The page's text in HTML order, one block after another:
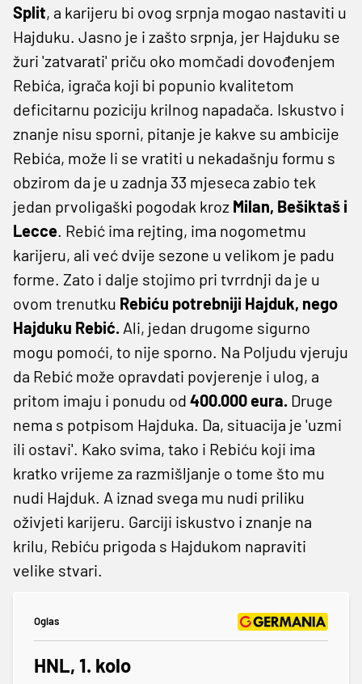
Split, a karijeru bi ovog srpnja mogao nastaviti u
Hajduku. Jasno je i zašto srpnja, jer Hajduku se
žuri 'zatvarati' priču oko momčadi dovođenjem
Rebića, igrača koji bi popunio kvalitetom
deficitarnu poziciju krilnog napadača. Iskustvo i
znanje nisu sporni, pitanje je kakve su ambicije
Rebića, može li se vratiti u nekadašnju formu s
obzirom da je u zadnja 33 mjeseca zabio tek
jedan prvoligaški pogodak kroz Milan, Bešiktaš i
Lecce. Rebić ima rejting, ima nogometmu
karijeru, ali već dvije sezone u velikom je padu
forme. Zato i dalje stojimo pri tvrrdnji da je u
ovom trenutku Rebiću potrebniji Hajduk, nego
Hajduku Rebić. Ali, jedan drugome sigurno
mogu pomoći, to nije sporno. Na Poljudu vjeruju
da Rebić može opravdati povjerenje i ulog, a
pritom imaju i ponudu od 400.000 eura. Druge
nema s potpisom Hajduka. Da, situacija je 'uzmi
ili ostavi'. Kako svima, tako i Rebiću koji ima
kratko vrijeme za razmišljanje o tome što mu
nudi Hajduk. A iznad svega mu nudi priliku
oživjeti karijeru. Garciji iskustvo i znanje na
krilu, Rebiću prigoda s Hajdukom napraviti
velike stvari.
Oglas
HNL, 1. kolo